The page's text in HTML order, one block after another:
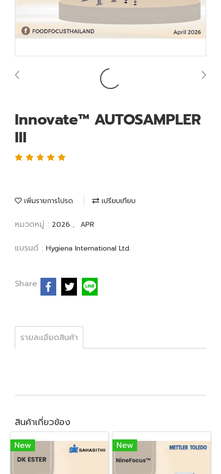
Innovate™ AUTOSAMPLER
III
เพิ่มรายการโปรด เปรียบเทียบ
หมวดหมู่ : 2026 , APR
แบรนด์ : Hygiena International Ltd.
Share
รายละเอียดสินค้า
สินค้าเกี่ยวข้อง
New New